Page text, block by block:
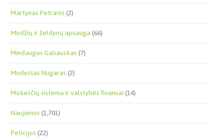
Martynas Petraitis(2)
Medžių ir želdynų apsauga(66)
Mindaugas Galiauskas(7)
Modestas Nugaras(2)
Mokesčių sistema ir valstybės finansai(14)
Naujienos(1,701)
Peticijos(22)